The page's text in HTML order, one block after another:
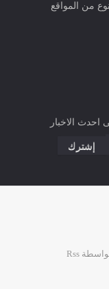
من المواقع
احدث الاخبار